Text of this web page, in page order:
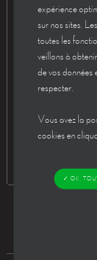
expérience
sur nos sites.
toutes les
veillons à
de vos données
respecter.
Vous avez la
cookies en
✓ OK,